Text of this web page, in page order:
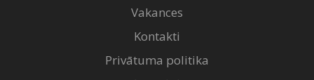
Vakances
Kontakti
Privātuma politika